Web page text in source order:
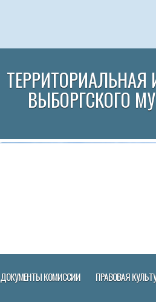
ВЫБОРГСКОГО
ДОКУМЕНТЫ КОМИССИИ ПРАВОВАЯ